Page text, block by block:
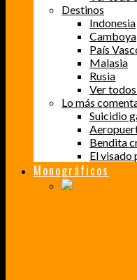
Destinos
Indonesia
Camboya
País
Malasia
Rusia
Ver
Lo más
Suicidio
Bendita
El visado
Monográficos